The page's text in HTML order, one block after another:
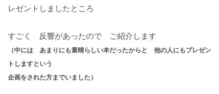
レゼントしましたところ
すごく 反響があったので ご紹介します
（中には あまりにも素晴らしい本だったからと 他の人にもプレゼン
トしますという
企画をされた方までいました）